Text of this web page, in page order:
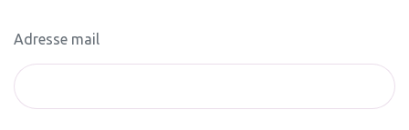
Adresse mail